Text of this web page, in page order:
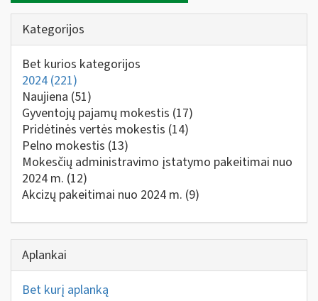
Kategorijos
Bet kurios kategorijos
2024 (221)
Naujiena (51)
Gyventojų pajamų mokestis (17)
Pridėtinės vertės mokestis (14)
Pelno mokestis (13)
Mokesčių administravimo įstatymo pakeitimai nuo
2024 m. (12)
Akcizų pakeitimai nuo 2024 m. (9)
Aplankai
Bet kurį aplanką